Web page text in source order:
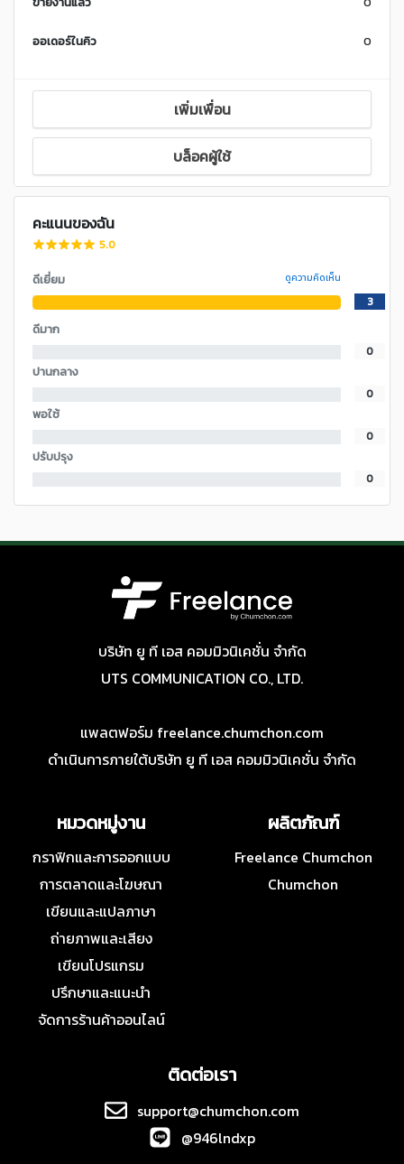
ออเดอร์ในคิว 0
เพิ่มเพื่อน
บล็อคผู้ใช้
คะแนนของฉัน
5.0
ดีเยี่ยม ดูความคิดเห็น
3
ดีมาก
0
ปานกลาง
0
พอใช้
0
ปรับปรุง
0
บริษัท ยู ที เอส คอมมิวนิเคชั่น จำกัด
UTS COMMUNICATION CO., LTD.
แพลตฟอร์ม freelance.chumchon.com
ดำเนินการภายใต้บริษัท ยู ที เอส คอมมิวนิเคชั่น จำกัด
หมวดหมู่งาน
กราฟิกและการออกแบบ
การตลาดและโฆษณา
เขียนและแปลภาษา
ถ่ายภาพและเสียง
เขียนโปรแกรม
ปรึกษาและแนะนำ
จัดการร้านค้าออนไลน์
ผลิตภัณฑ์
Freelance Chumchon
Chumchon
ติดต่อเรา
support@chumchon.com
@946lndxp